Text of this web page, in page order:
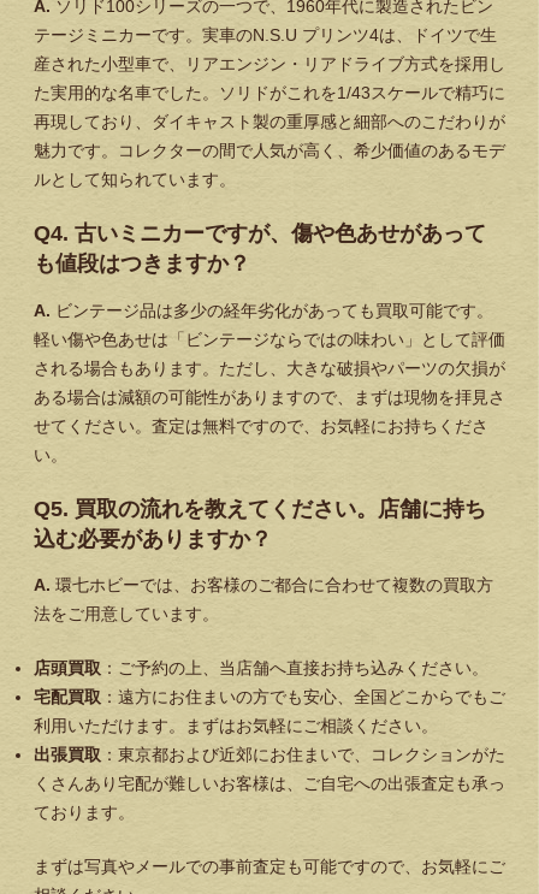
A. ソリド100シリーズの一つで、1960年代に製造されたビン
テージミニカーです。実車のN.S.U プリンツ4は、ドイツで生
産された小型車で、リアエンジン・リアドライブ方式を採用し
た実用的な名車でした。ソリドがこれを1/43スケールで精巧に
再現しており、ダイキャスト製の重厚感と細部へのこだわりが
魅力です。コレクターの間で人気が高く、希少価値のあるモデ
ルとして知られています。
Q4. 古いミニカーですが、傷や色あせがあって
も値段はつきますか？
A. ビンテージ品は多少の経年劣化があっても買取可能です。
軽い傷や色あせは「ビンテージならではの味わい」として評価
される場合もあります。ただし、大きな破損やパーツの欠損が
ある場合は減額の可能性がありますので、まずは現物を拝見さ
せてください。査定は無料ですので、お気軽にお持ちくださ
い。
Q5. 買取の流れを教えてください。店舗に持ち
込む必要がありますか？
A. 環七ホビーでは、お客様のご都合に合わせて複数の買取方
法をご用意しています。
店頭買取 ：ご予約の上、当店舗へ直接お持ち込みください。
宅配買取 ：遠方にお住まいの方でも安心、全国どこからでもご
利用いただけます。まずはお気軽にご相談ください。
出張買取 ：東京都および近郊にお住まいで、コレクションがた
くさんあり宅配が難しいお客様は、ご自宅への出張査定も承っ
ております。
まずは写真やメールでの事前査定も可能ですので、お気軽にご